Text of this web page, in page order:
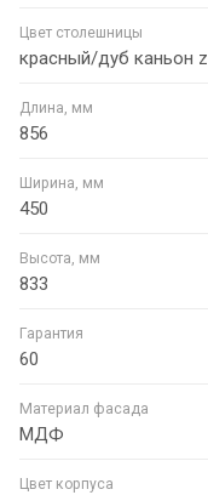
Цвет столешницы
красный/дуб каньон z
Длина, мм
856
Ширина, мм
450
Высота, мм
833
Гарантия
60
Материал фасада
МДФ
Цвет корпуса